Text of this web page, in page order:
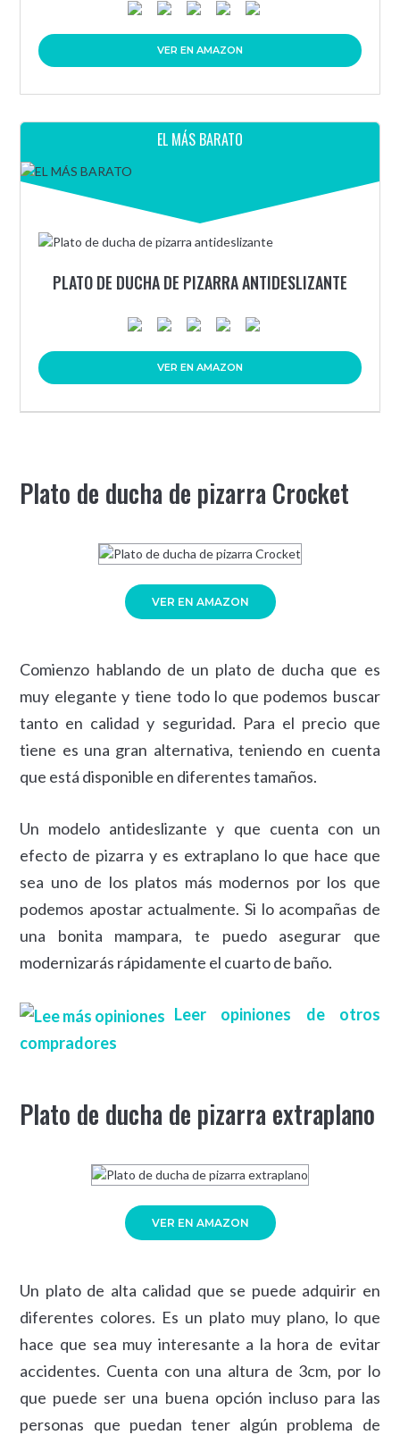
VER EN AMAZON
EL MÁS BARATO
PLATO DE DUCHA DE PIZARRA ANTIDESLIZANTE
VER EN AMAZON
Plato de ducha de pizarra Crocket
VER EN AMAZON
Comienzo hablando de un plato de ducha que es
muy elegante y tiene todo lo que podemos buscar
tanto en calidad y seguridad. Para el precio que
tiene es una gran alternativa, teniendo en cuenta
que está disponible en diferentes tamaños.
Un modelo antideslizante y que cuenta con un
efecto de pizarra y es extraplano lo que hace que
sea uno de los platos más modernos por los que
podemos apostar actualmente. Si lo acompañas de
una bonita mampara, te puedo asegurar que
modernizarás rápidamente el cuarto de baño.
Leer opiniones de otros
compradores
Plato de ducha de pizarra extraplano
VER EN AMAZON
Un plato de alta calidad que se puede adquirir en
diferentes colores. Es un plato muy plano, lo que
hace que sea muy interesante a la hora de evitar
accidentes. Cuenta con una altura de 3cm, por lo
que puede ser una buena opción incluso para las
personas que puedan tener algún problema de